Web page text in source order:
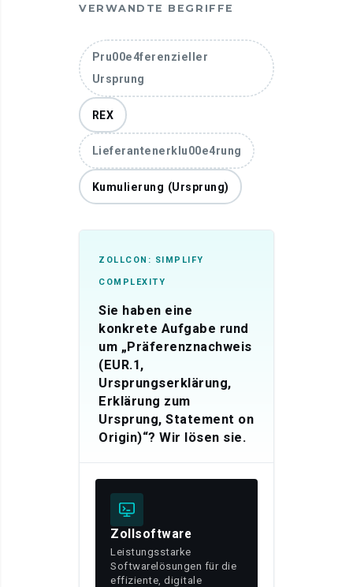
VERWANDTE BEGRIFFE
Pru00e4ferenzieller
Ursprung
REX
Lieferantenerklu00e4rung
Kumulierung (Ursprung)
ZOLLCON: SIMPLIFY
COMPLEXITY
Sie haben eine
konkrete Aufgabe rund
um „Präferenznachweis
(EUR.1,
Ursprungserklärung,
Erklärung zum
Ursprung, Statement on
Origin)“? Wir lösen sie.
Zollsoftware
Leistungsstarke
Softwarelösungen für die
effiziente, digitale